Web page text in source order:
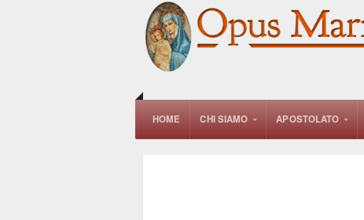
HOME CHI SIAMO APOSTOLATO